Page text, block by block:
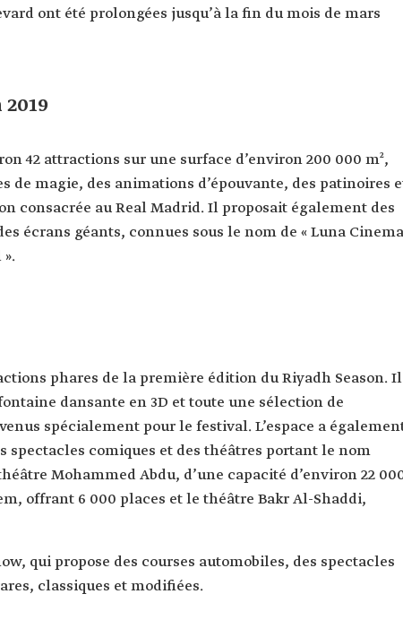
ont été prolongées jusqu’à la fin du mois de mars
42 attractions sur une surface d’environ 200 000 m²,
de magie, des animations d’épouvante, des patinoires
consacrée au Real Madrid. Il proposait également des
écrans géants, connues sous le nom de « Luna Cinema
phares de la première édition du Riyadh Season. Il
dansante en 3D et toute une sélection de
spécialement pour le festival. L’espace a
spectacles comiques et des théâtres portant le nom
Mohammed Abdu, d’une capacité d’environ 22
offrant 6 000 places et le théâtre Bakr Al-Shaddi,
qui propose des courses automobiles, des spectacles
classiques et modifiées.